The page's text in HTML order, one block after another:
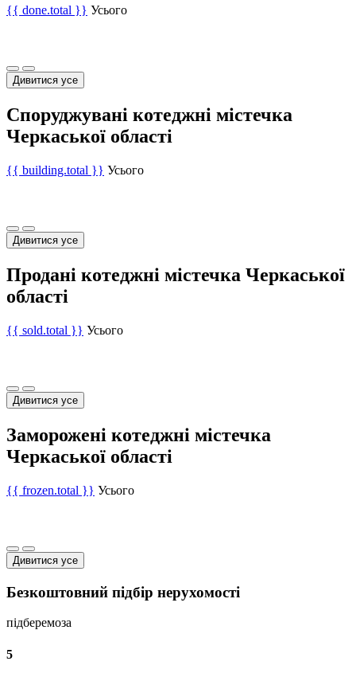
{{ done.total }} Усього
Дивитися усе
Споруджувані котеджні містечка
Черкаської області
{{ building.total }} Усього
Дивитися усе
Продані котеджні містечка Черкаської
області
{{ sold.total }} Усього
Дивитися усе
Заморожені котеджні містечка
Черкаської області
{{ frozen.total }} Усього
Дивитися усе
Безкоштовний підбір нерухомості
підберемоза
5